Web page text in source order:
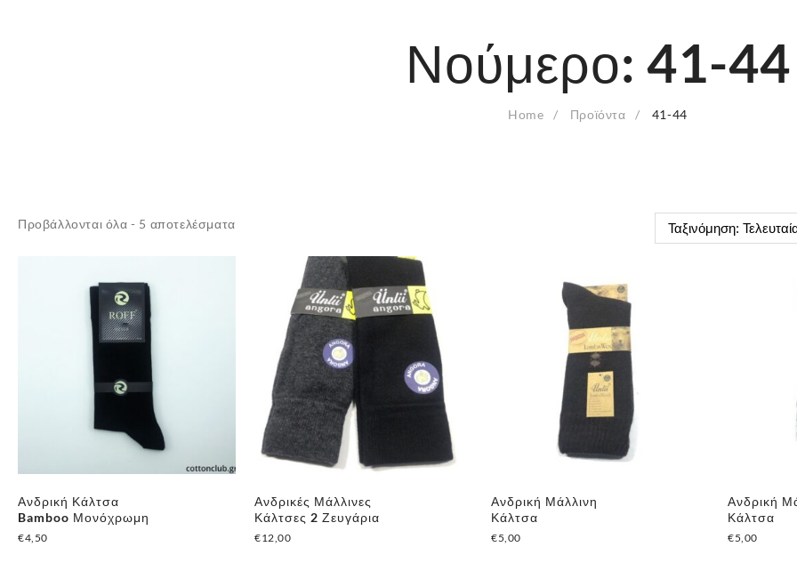
Νούμερο: 41-44
Home Προϊόντα 41-44
Προβάλλονται όλα - 5 αποτελέσματαSorted
Ανδρική Κάλτσα
Bamboo Μονόχρωμη
€4,50
Ανδρικές Μάλλινες
Κάλτσες 2 Ζευγάρια
€12,00
Ανδρική Μάλλινη
Κάλτσα
€5,00
Ανδρική
Κάλτσα
€5,00